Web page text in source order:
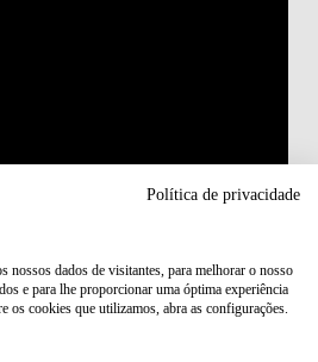
Política de privacidade
nossos dados de visitantes, para melhorar o nosso
e para lhe proporcionar uma óptima experiência
os cookies que utilizamos, abra as configurações.